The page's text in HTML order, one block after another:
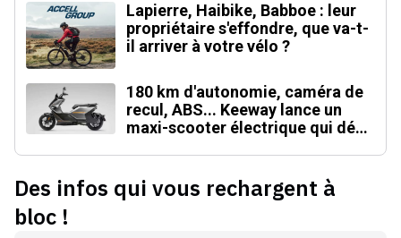
Lapierre, Haibike, Babboe : leur
propriétaire s'effondre, que va-t-
il arriver à votre vélo ?
180 km d'autonomie, caméra de
recul, ABS... Keeway lance un
maxi-scooter électrique qui défie
Des infos qui vous rechargent à
bloc !